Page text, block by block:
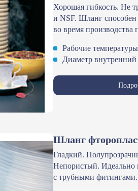
Хорошая гибкость. Не
и NSF. Шланг способен
во время производства
Рабочие
Диаметр
Шланг
Гладкий.
Непористый. Идеально
с трубными